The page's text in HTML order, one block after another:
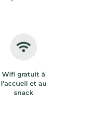
Wifi gratuit à
l’accueil et au
snack